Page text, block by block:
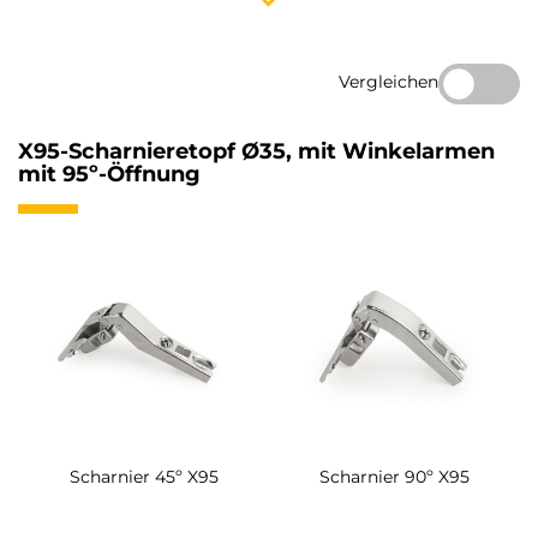
Vergleichen
X95-Scharnieretopf Ø35, mit Winkelarmen
mit 95º-Öffnung
Scharnier 45º X95 Scharnier 90º X95